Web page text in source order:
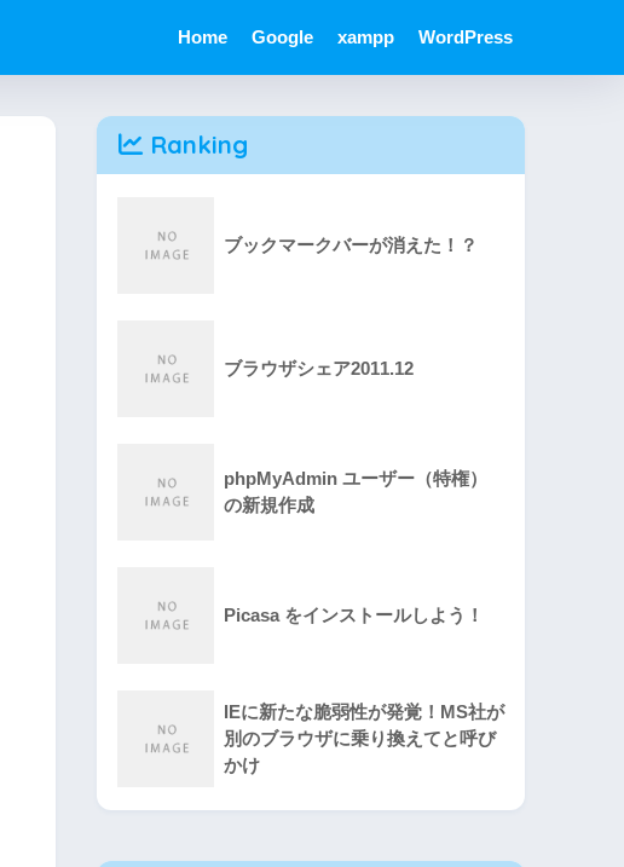
Home Google xampp WordPress
Ranking
ブックマークバーが消えた！？
ブラウザシェア2011.12
phpMyAdmin ユーザー（特権）
の新規作成
Picasa をインストールしよう！
IEに新たな脆弱性が発覚！MS社が
別のブラウザに乗り換えてと呼び
かけ